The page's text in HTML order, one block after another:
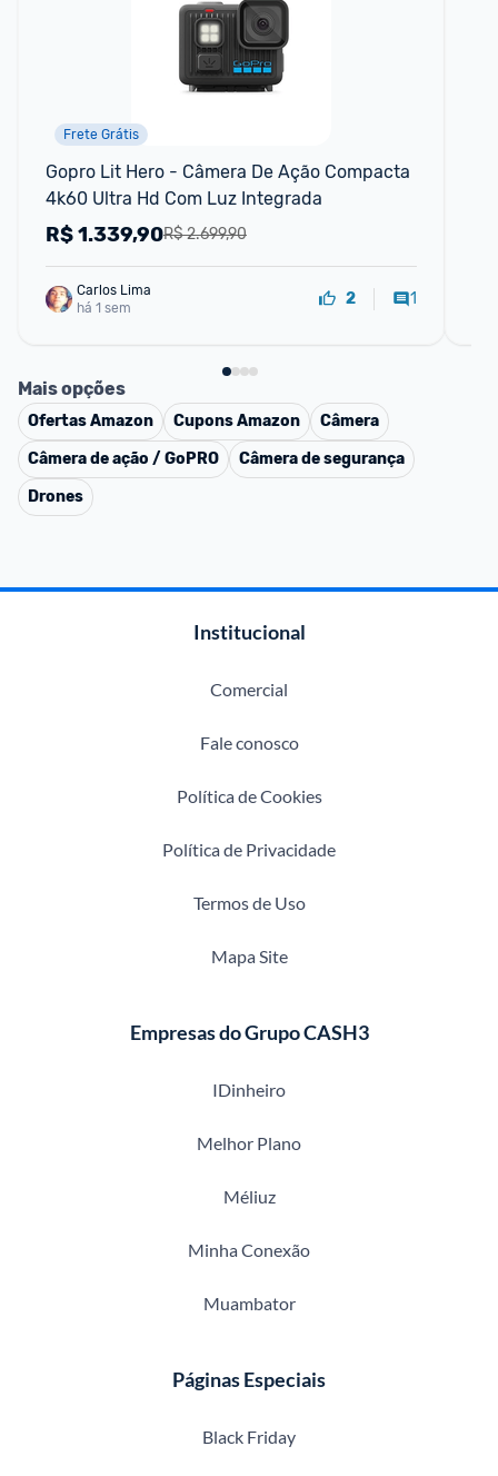
Frete Grátis
Gopro Lit Hero - Câmera De Ação Compacta
4k60 Ultra Hd Com Luz Integrada
R$ 2.699,90
R$1.339,90
Carlos Lima
há 1 sem
2 1
Mais opções
OfertasAmazon CuponsAmazon
Câmera
Câmera de ação / GoPRO
Câmera de segurança
Drones
Institucional
Comercial
Fale conosco
Política de Cookies
Política de Privacidade
Termos de Uso
Mapa Site
Empresas do Grupo CASH3
IDinheiro
Melhor Plano
Méliuz
Minha Conexão
Muambator
Páginas Especiais
Black Friday